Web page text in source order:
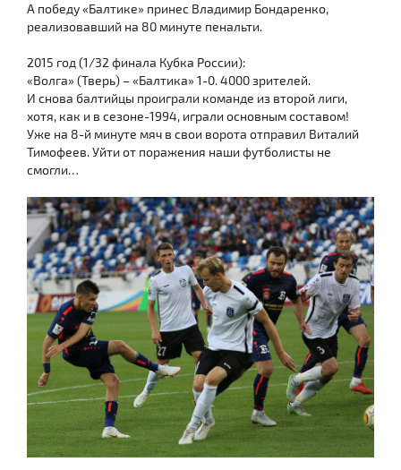
А победу «Балтике» принес Владимир Бондаренко,
реализовавший на 80 минуте пенальти.
2015 год (1/32 финала Кубка России):
«Волга» (Тверь) – «Балтика» 1-0. 4000 зрителей.
И снова балтийцы проиграли команде из второй лиги,
хотя, как и в сезоне-1994, играли основным составом!
Уже на 8-й минуте мяч в свои ворота отправил Виталий
Тимофеев. Уйти от поражения наши футболисты не
смогли…